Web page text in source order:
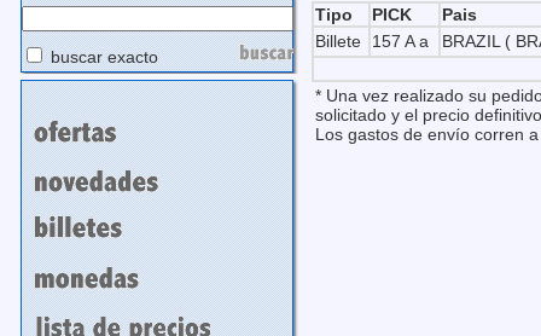
buscar exacto
Tipo PICK
Pais
Billete
157 A a BRAZIL (
* Una vez realizado su
solicitado y el precio
Los gastos de envío corren